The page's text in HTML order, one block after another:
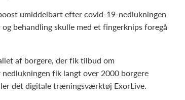
umiddelbart efter covid-19-nedlukningen
behandling skulle med et fingerknips foregå
af borgere, der fik tilbud om
fik langt over 2000 borgere
det digitale træningsværktøj ExorLive.